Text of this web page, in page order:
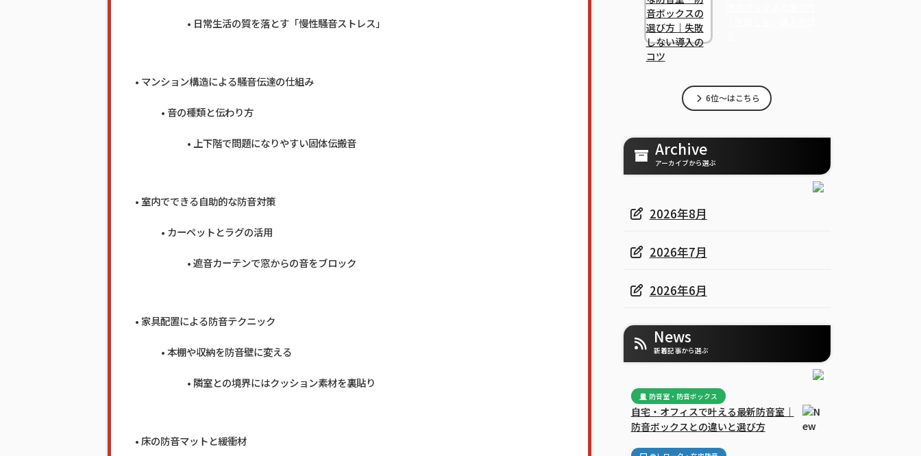
日常生活の質を落とす「慢性騒音ストレス」
マンション構造による騒音伝達の仕組み
音の種類と伝わり方
上下階で問題になりやすい固体伝搬音
室内でできる自助的な防音対策
カーペットとラグの活用
遮音カーテンで窓からの音をブロック
家具配置による防音テクニック
本棚や収納を防音壁に変える
隣室との境界にはクッション素材を裏貼り
床の防音マットと緩衝材
6位～はこちら
Archive
アーカイブから選ぶ
2026年8月
2026年7月
2026年6月
News
新着記事から選ぶ
防音室・防音ボックス
自宅・オフィスで叶える最新防音室｜
防音ボックスとの違いと選び方